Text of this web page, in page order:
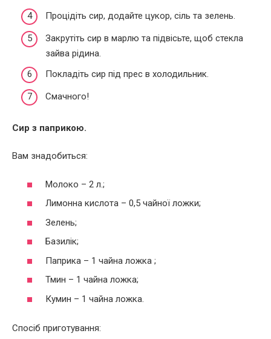
Процідіть сир, додайте цукор, сіль та зелень.
Закрутіть сир в марлю та підвісьте, щоб стекла
зайва рідина.
Покладіть сир під прес в холодильник.
Смачного!
Сир з паприкою.
Вам знадобиться:
Молоко – 2 л.;
Лимонна кислота – 0,5 чайної ложки;
Зелень;
Базилік;
Паприка – 1 чайна ложка ;
Тмин – 1 чайна ложка;
Кумин – 1 чайна ложка.
Спосіб приготування: